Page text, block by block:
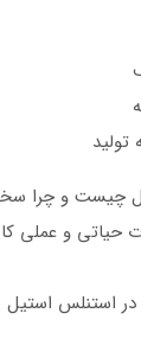
تولید
چیست و چرا
حیاتی و عملی